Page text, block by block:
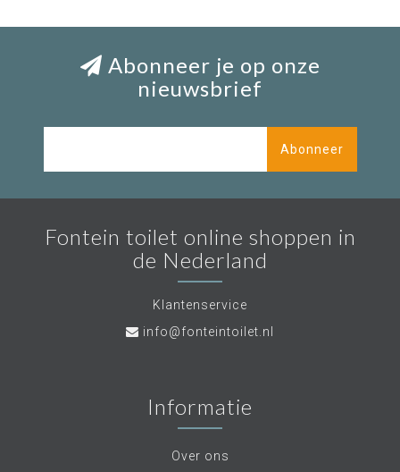
Abonneer je op onze
nieuwsbrief
Abonneer
Fontein toilet online shoppen in
de Nederland
Klantenservice
info@fonteintoilet.nl
Informatie
Over ons